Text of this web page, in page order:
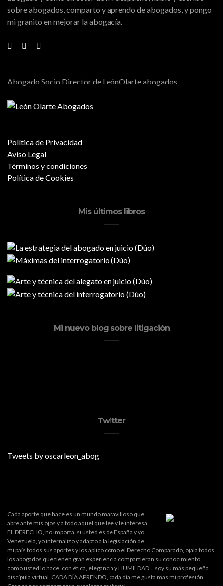
sobre abogados, comparto y aprendo de abogados, y pongo
mi granito en mejorar la abogacía.
Abogado Socio Director de LeónOlarte abogados.
Política de Privacidad
Aviso Legal
Términos y condiciones
Política de Cookies
Mis últimos libros
Mi nuevo blog sobre litigación
Twitter
Tweets by oscarleon_abog
Cada aporte que hace es un mundo maravilloso que
abre ante mis ojos y a todo aquel que lee y le interesa
EL DERECHO, no importa, si usted es de España y yo
Venezuela, yo internalizo y adapto a la legislación de
mi país todos sus aportes y los aplico como el Derecho Comparado, ojala todos
los abogados que tienen gran experiencia compartieran su conocimiento
como usted lo hace, con ética, elegancia y HUMILDAD... soy su más pequeña
discípula virtual. CADA DÍA APRENDO, cada día me gusta mas mi profesión.